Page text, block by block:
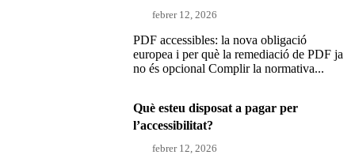
febrer 12, 2026
PDF accessibles: la nova obligació
europea i per què la remediació de PDF ja
no és opcional Complir la normativa...
Què esteu disposat a pagar per
l’accessibilitat?
febrer 12, 2026